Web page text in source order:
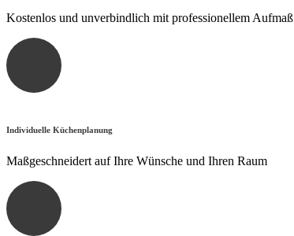
Kostenlos und unverbindlich mit professionellem Aufmaß
Individuelle Küchenplanung
Maßgeschneidert auf Ihre Wünsche und Ihren Raum